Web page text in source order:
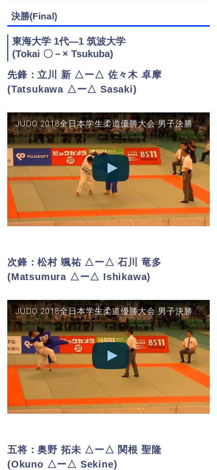
決勝(Final)
東海大学 1代―1 筑波大学
(Tokai 〇－× Tsukuba)
先鋒：立川 新 △ー△ 佐々木 卓摩
(Tatsukawa △ー△ Sasaki)
JUDO 2018全日本学生柔道優勝大会 男子決勝 東海大vs筑波 先鋒(立川×佐々木)
次鋒：松村 颯祐 △ー△ 石川 竜多
(Matsumura △ー△ Ishikawa)
JUDO 2018全日本学生柔道優勝大会 男子決勝 東海大vs筑波 次鋒(松村×石川)
五将：奥野 拓未 △ー△ 関根 聖隆
(Okuno △ー△ Sekine)